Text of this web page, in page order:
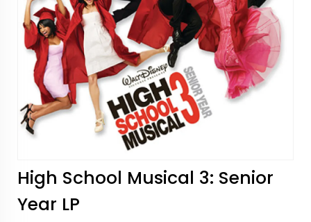
High School Musical 3: Senior
Year LP